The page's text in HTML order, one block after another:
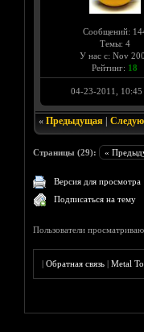
Сообщений:
Темы: 4
У нас с: Nov
Рейтинг: 18
04-23-2011,
« Предыдущая|
Страницы (29): «
Версия для просмотра
Подписаться на тему
Пользователи
|Обратная связь |Metal